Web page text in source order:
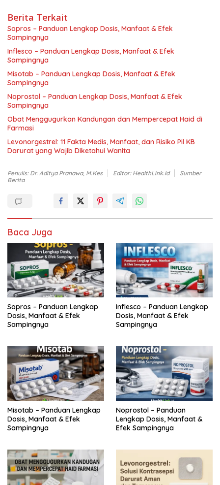
Berita Terkait
Sopros – Panduan Lengkap Dosis, Manfaat & Efek
Sampingnya
Inflesco – Panduan Lengkap Dosis, Manfaat & Efek
Sampingnya
Misotab – Panduan Lengkap Dosis, Manfaat & Efek
Sampingnya
Noprostol – Panduan Lengkap Dosis, Manfaat & Efek
Sampingnya
Obat Menggugurkan Kandungan dan Mempercepat Haid di
Farmasi
Levonorgestrel: 11 Fakta Medis, Manfaat, dan Risiko Pil KB
Darurat yang Wajib Diketahui Wanita
Penulis: Dr. Aditya Pranawa, M.Kes Editor: HealthLink.id
Sumber
Berita
Baca Juga
Sopros – Panduan Lengkap
Dosis, Manfaat & Efek
Sampingnya
Inflesco – Panduan Lengkap
Dosis, Manfaat & Efek
Sampingnya
Misotab – Panduan Lengkap
Dosis, Manfaat & Efek
Sampingnya
Noprostol – Panduan
Lengkap Dosis, Manfaat &
Efek Sampingnya